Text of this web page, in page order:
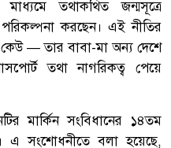
তথাকথিত জন্মসূত্রে
পরিকল্পনা করছেন। এই নীতির
কেউ — তার বাবা-মা অন্য দেশে
তথা নাগরিকত্ব পেয়ে
মার্কিন সংবিধানের ১৪তম
এ সংশোধনীতে বলা হয়েছে,